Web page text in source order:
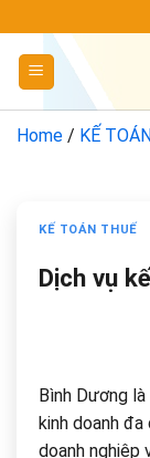
đến
dung
Home / KẾ
KẾ TOÁN THUẾ
Dịch vụ
Bình Dương
kinh doanh
doanh nghiệp